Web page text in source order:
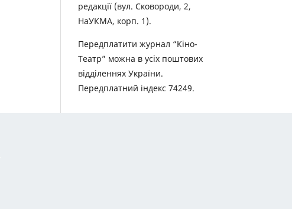
редакції (вул. Сковороди, 2,
НаУКМА, корп. 1).
Передплатити журнал “Кіно-
Театр” можна в усіх поштових
відділеннях України.
Передплатний індекс 74249.